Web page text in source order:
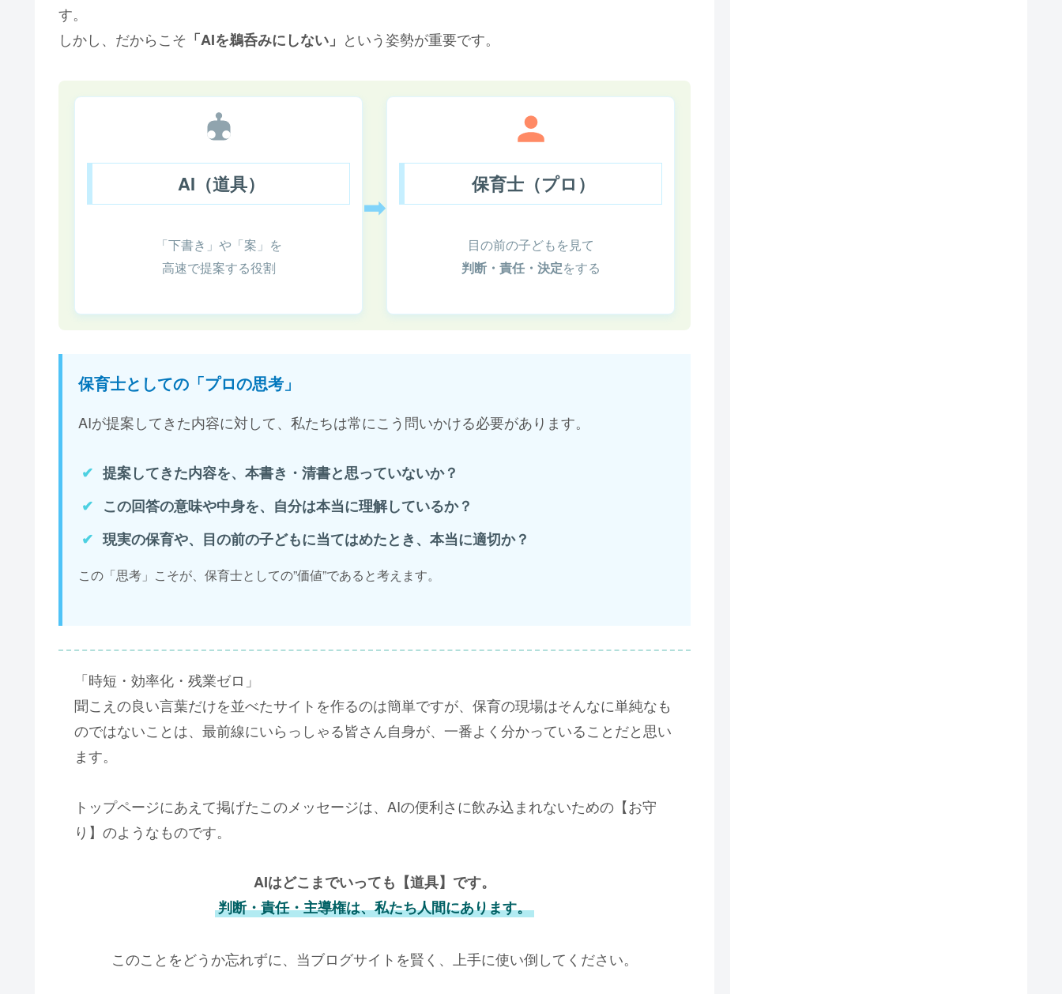
す。
しかし、だからこそ 「AIを鵜呑みにしない」 という姿勢が重要です。
AI（道具）
「下書き」や「案」を
高速で提案する役割
➡
保育士（プロ）
目の前の子どもを見て
判断・責任・決定をする
保育士としての「プロの思考」
AIが提案してきた内容に対して、私たちは常にこう問いかける必要があります。
提案してきた内容を、本書き・清書と思っていないか？
この回答の意味や中身を、自分は本当に理解しているか？
現実の保育や、目の前の子どもに当てはめたとき、本当に適切か？
この「思考」こそが、保育士としての”価値”であると考えます。
「時短・効率化・残業ゼロ」
聞こえの良い言葉だけを並べたサイトを作るのは簡単ですが、保育の現場はそんなに単純なも
のではないことは、最前線にいらっしゃる皆さん自身が、一番よく分かっていることだと思い
ます。
トップページにあえて掲げたこのメッセージは、AIの便利さに飲み込まれないための【お守
り】のようなものです。
AIはどこまでいっても【道具】です。
判断・責任・主導権は、私たち人間にあります。
このことをどうか忘れずに、当ブログサイトを賢く、上手に使い倒してください。